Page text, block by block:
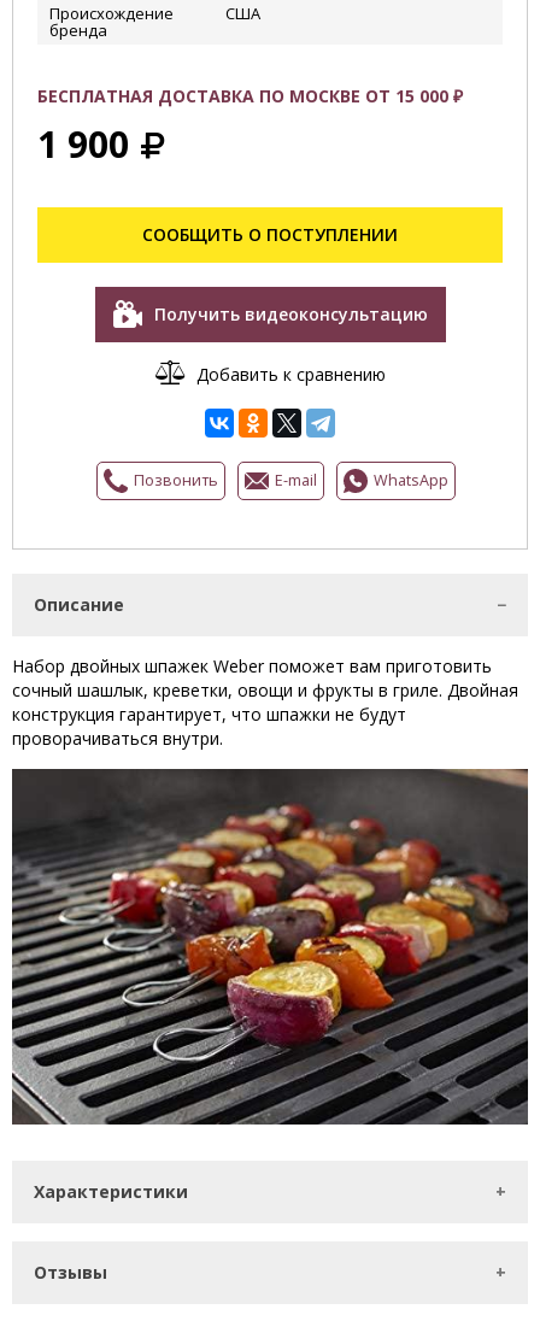
Происхождение
бренда
США
БЕСПЛАТНАЯ ДОСТАВКА ПО МОСКВЕ ОТ 15 000 ₽
1 900
СООБЩИТЬ О ПОСТУПЛЕНИИ
Получить видеоконсультацию
Добавить к сравнению
Позвонить E-mail WhatsApp
Описание
Набор двойных шпажек Weber поможет вам приготовить
сочный шашлык, креветки, овощи и фрукты в гриле. Двойная
конструкция гарантирует, что шпажки не будут
проворачиваться внутри.
Характеристики
Отзывы